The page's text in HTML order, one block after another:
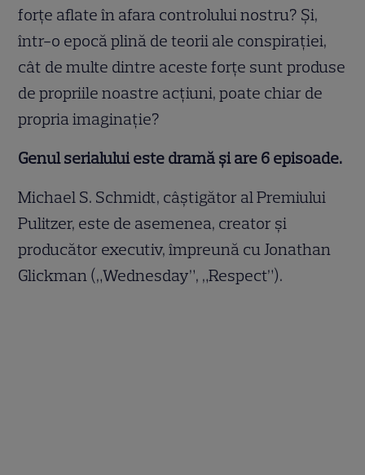
forțe aflate în afara controlului nostru? Și,
într-o epocă plină de teorii ale conspirației,
cât de multe dintre aceste forțe sunt produse
de propriile noastre acțiuni, poate chiar de
propria imaginație?
Genul serialului este dramă și are 6 episoade.
Michael S. Schmidt, câștigător al Premiului
Pulitzer, este de asemenea, creator și
producător executiv, împreună cu Jonathan
Glickman („Wednesday”, „Respect”).